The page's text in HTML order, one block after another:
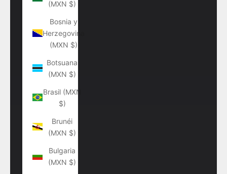
(MXN $)
Bosnia y
Herzegovina
(MXN $)
Botsuana
(MXN $)
Brasil (MXN
$)
Brunéi
(MXN $)
Bulgaria
(MXN $)